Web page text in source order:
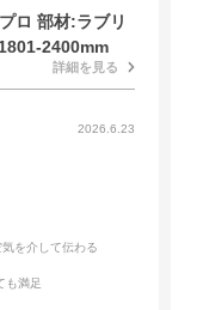
ロ 部材:ラブリ
2400mm
詳細を見る
2026.6.23
を介して伝わる
も満足